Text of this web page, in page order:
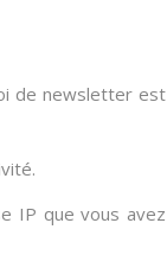
de newsletter est
IP que vous avez